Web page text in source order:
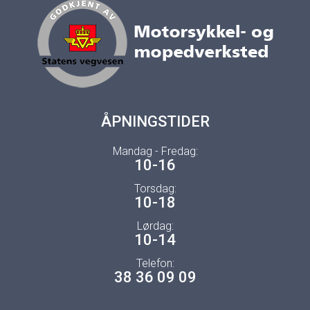
ÅPNINGSTIDER
Mandag - Fredag:
10-16
Torsdag:
10-18
Lørdag:
10-14
Telefon:
38 36 09 09